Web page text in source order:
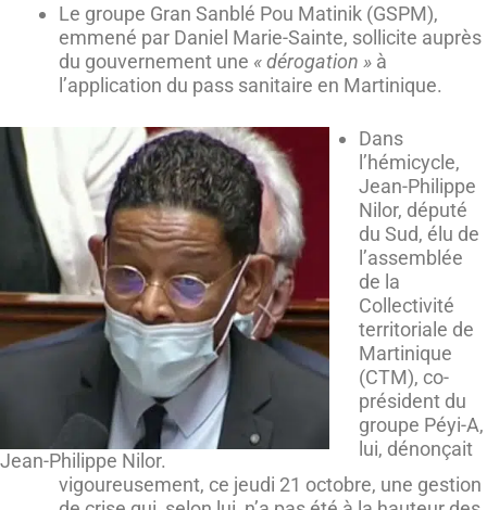
Le groupe Gran Sanblé Pou Matinik (GSPM),
emmené par Daniel Marie-Sainte, sollicite auprès
du gouvernement une « dérogation » à
l’application du pass sanitaire en Martinique.
Jean-Philippe Nilor.
Dans
l’hémicycle,
Jean-Philippe
Nilor, député
du Sud, élu de
l’assemblée
de la
Collectivité
territoriale de
Martinique
(CTM), co-
président du
groupe Péyi-A,
lui, dénonçait
vigoureusement, ce jeudi 21 octobre, une gestion